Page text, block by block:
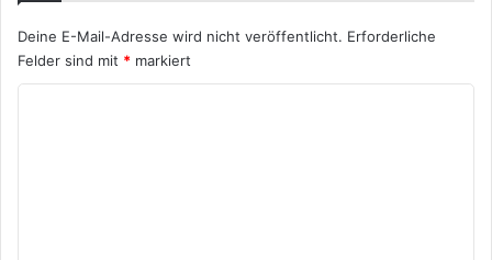
Deine E-Mail-Adresse wird nicht veröffentlicht. Erforderliche
Felder sind mit * markiert